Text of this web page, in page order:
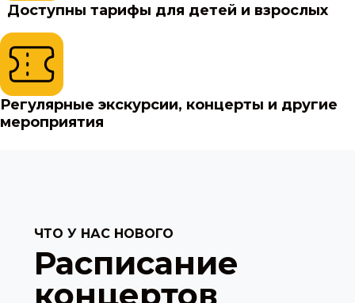
Доступны тарифы для детей и взрослых
Регулярные экскурсии, концерты и другие
мероприятия
ЧТО У НАС НОВОГО
Расписание
концертов